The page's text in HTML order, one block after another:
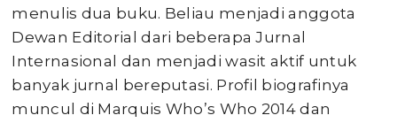
menulis dua buku. Beliau menjadi anggota
Dewan Editorial dari beberapa Jurnal
Internasional dan menjadi wasit aktif untuk
banyak jurnal bereputasi. Profil biografinya
muncul di Marquis Who’s Who 2014 dan